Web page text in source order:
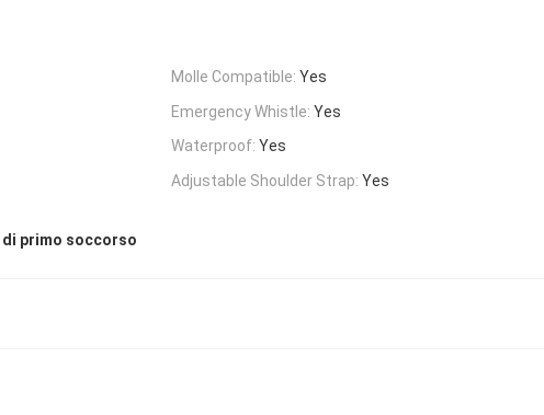
Molle Compatible: Yes
Emergency Whistle: Yes
Waterproof: Yes
Adjustable Shoulder Strap: Yes
primo soccorso